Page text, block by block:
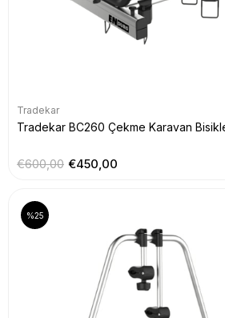
Tradekar
Tradekar BC260 Çekme Karavan
€450,00
€600,00
%25